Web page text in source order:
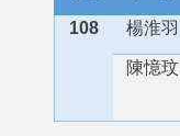
108 楊淮羽
陳憶玟